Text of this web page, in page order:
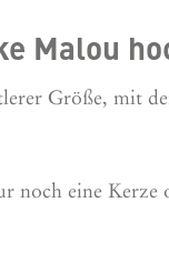
Malou
Größe, mit
noch eine